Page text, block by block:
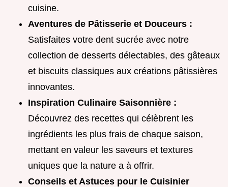
cuisine.
Aventures de Pâtisserie et Douceurs :
Satisfaites votre dent sucrée avec notre
collection de desserts délectables, des gâteaux
et biscuits classiques aux créations pâtissières
innovantes.
Inspiration Culinaire Saisonnière :
Découvrez des recettes qui célèbrent les
ingrédients les plus frais de chaque saison,
mettant en valeur les saveurs et textures
uniques que la nature a à offrir.
Conseils et Astuces pour le Cuisinier